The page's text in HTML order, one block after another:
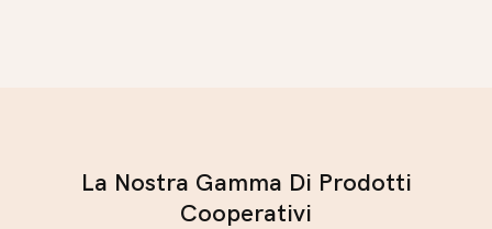
La Nostra Gamma Di Prodotti
Cooperativi